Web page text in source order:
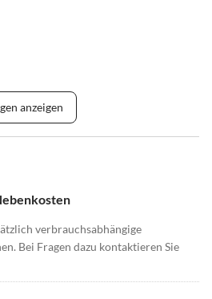
anzeigen
verbrauchsabhängige
Bei Fragen dazu kontaktieren Sie